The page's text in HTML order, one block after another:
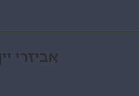
אביזרי